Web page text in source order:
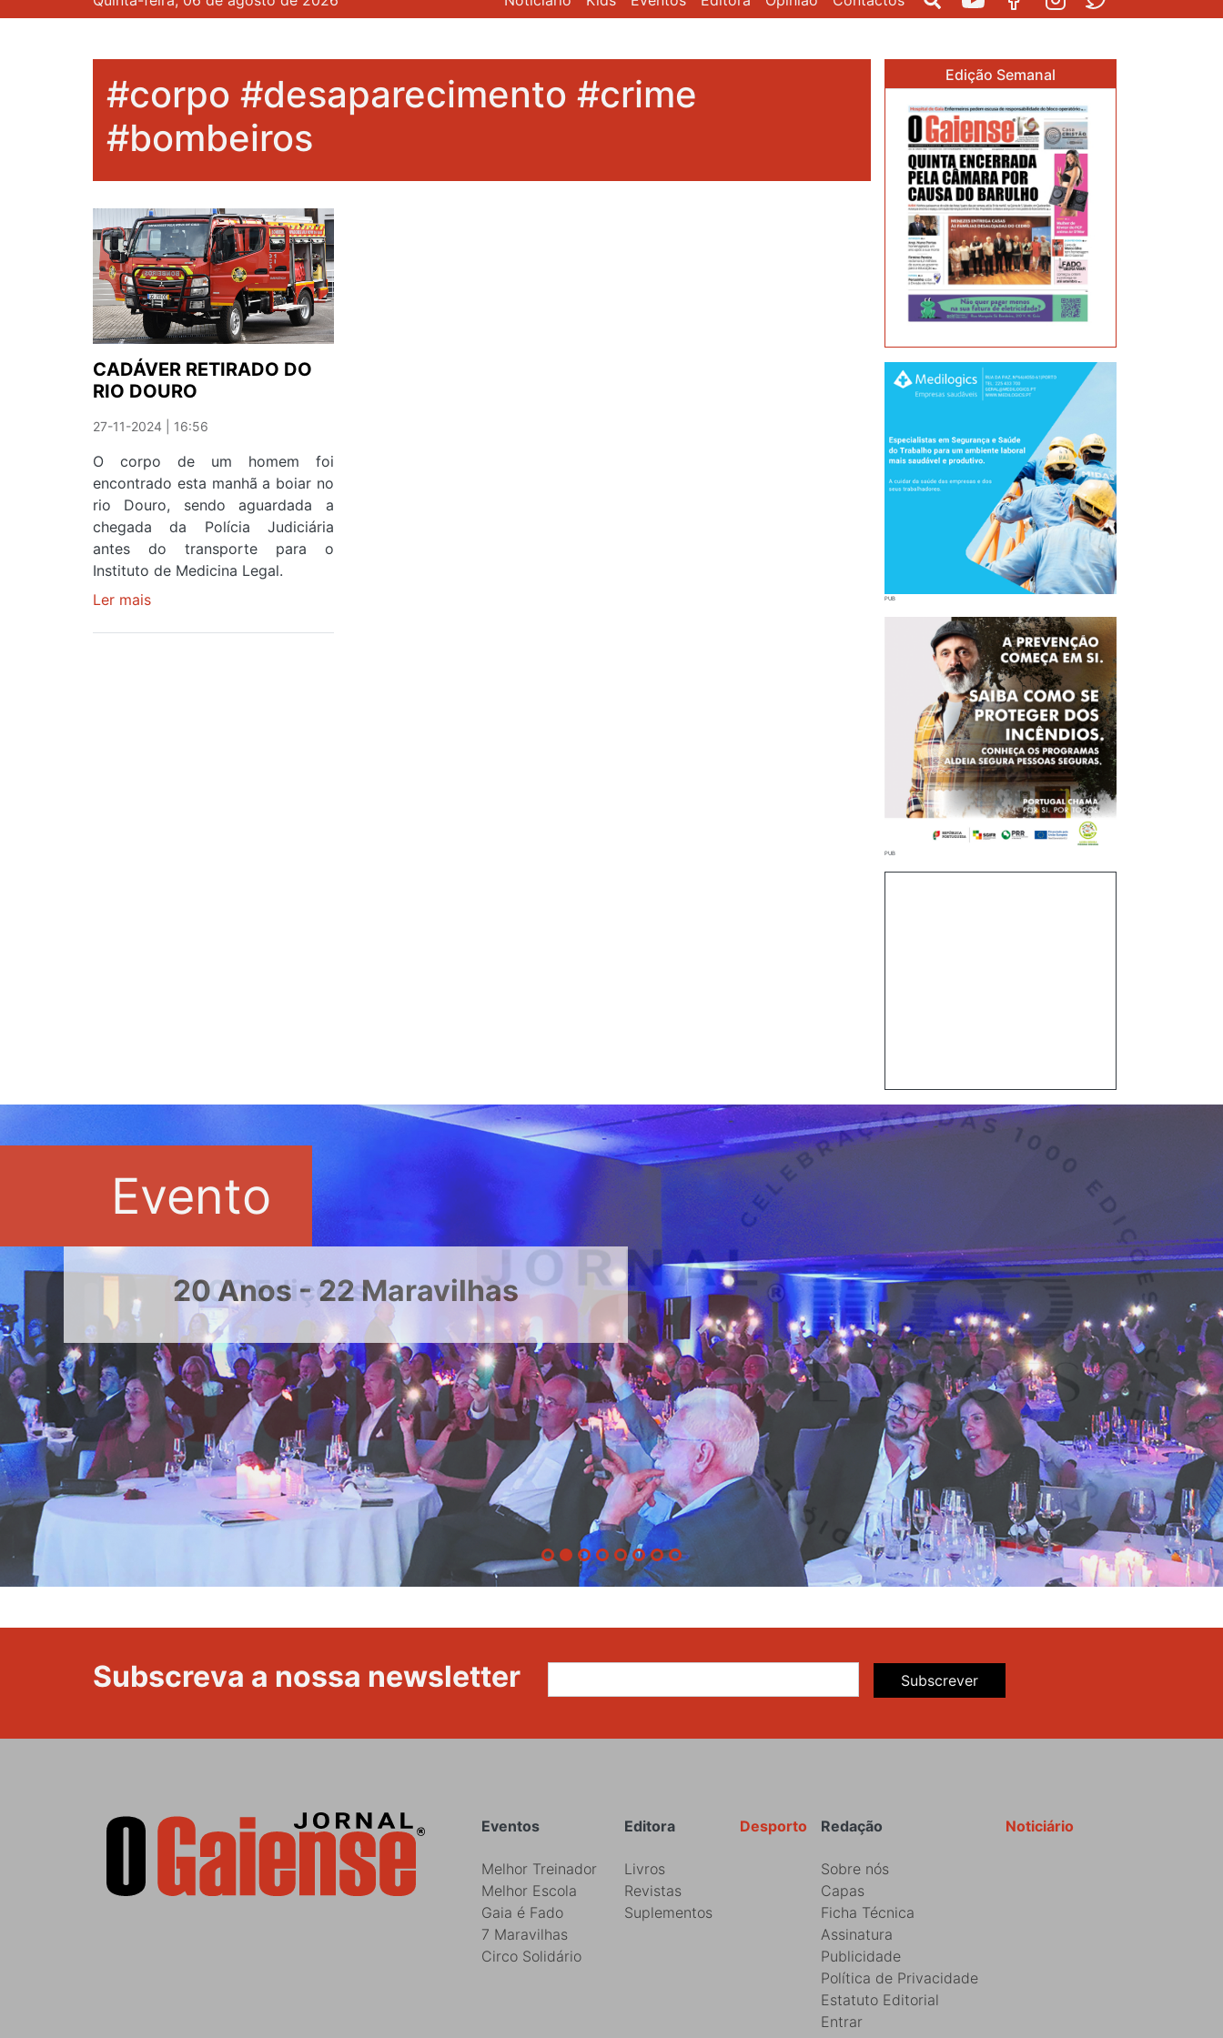
#corpo #desaparecimento #crime
#bombeiros
CADÁVER RETIRADO DO
RIO DOURO
27-11-2024 | 16:56
O corpo de um homem foi
encontrado esta manhã a boiar no
rio Douro, sendo aguardada a
chegada da Polícia Judiciária
antes do transporte para o
Instituto de Medicina Legal.
Ler mais
Edição Semanal
Evento
20 Anos - 22 Maravilhas
Subscreva a nossa newsletter Subscrever
Rodapé Noticiário
Redação
Sobre nós
Capas
Ficha Técnica
Assinatura
Publicidade
Política de Privacidade
Estatuto Editorial
Entrar
Desporto
Editora
Livros
Revistas
Suplementos
Eventos
Melhor Treinador
Melhor Escola
Gaia é Fado
7 Maravilhas
Circo Solidário